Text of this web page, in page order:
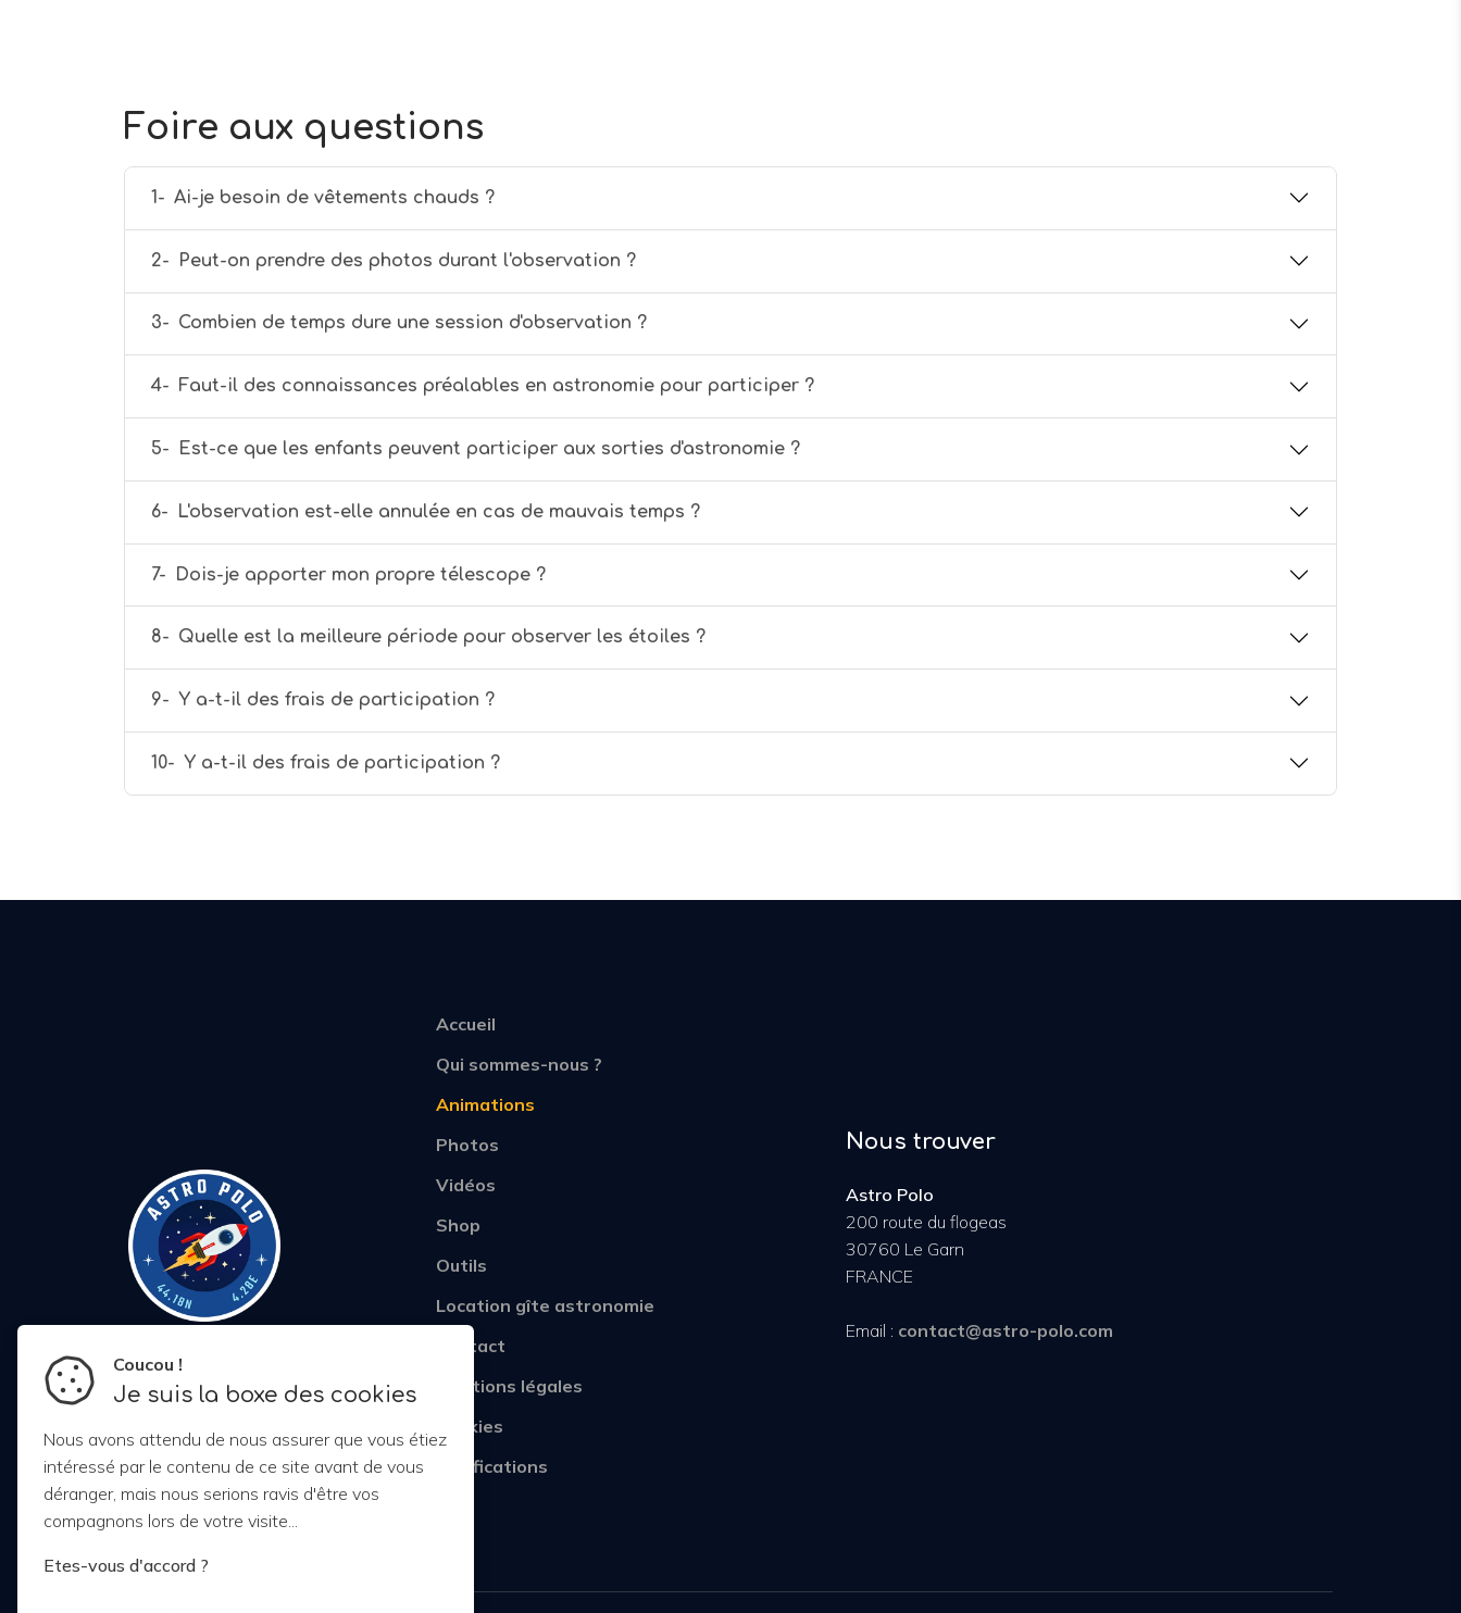
Foire aux questions
1- Ai-je besoin de vêtements chauds ?
2- Peut-on prendre des photos durant l'observation ?
3- Combien de temps dure une session d'observation ?
4- Faut-il des connaissances préalables en astronomie pour participer ?
5- Est-ce que les enfants peuvent participer aux sorties d'astronomie ?
6- L'observation est-elle annulée en cas de mauvais temps ?
7- Dois-je apporter mon propre télescope ?
8- Quelle est la meilleure période pour observer les étoiles ?
9- Y a-t-il des frais de participation ?
10- Y a-t-il des frais de participation ?
Coucou !
Je suis la boxe des cookies
Nous avons attendu de nous assurer que vous étiez
intéressé par le contenu de ce site avant de vous
déranger, mais nous serions ravis d'être vos
compagnons lors de votre visite...
Etes-vous d'accord ?
Accueil
Qui sommes-nous ?
Animations
Photos
Vidéos
Shop
Outils
Location gîte astronomie
Contact
Mentions légales
Cookies
Notifications
Nous trouver
Astro Polo
200 route du flogeas
30760 Le Garn
FRANCE
Email : contact@astro-polo.com